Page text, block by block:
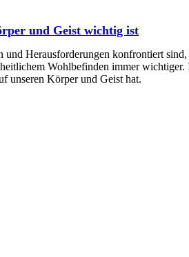
und Geist wichtig ist
Herausforderungen konfrontiert
Wohlbefinden immer
unseren Körper und Geist hat.